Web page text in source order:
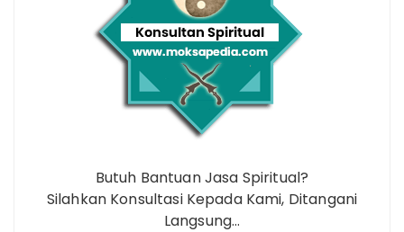
Butuh Bantuan Jasa Spiritual?
Silahkan Konsultasi Kepada Kami, Ditangani
Langsung…